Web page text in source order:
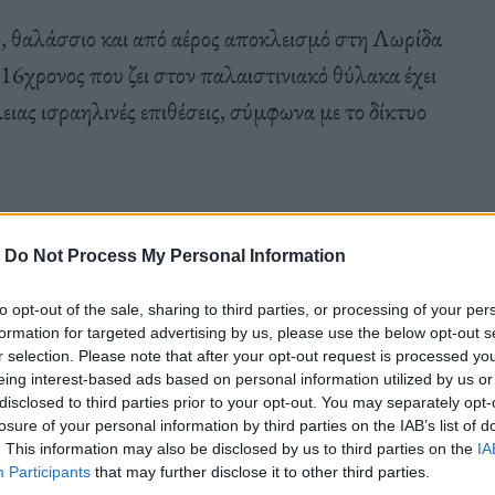
Do Not Process My Personal Information
opt-out of the sale, sharing to third parties, or processing of your
for targeted advertising by us, please use the below opt-out
selection. Please note that after your opt-out request is processed
interest-based ads based on personal information utilized by us
to third parties prior to your opt-out. You may separately
of your personal information by third parties on the IAB’s list of
This information may also be disclosed by us to third parties on the
Participants that may further disclose it to other third parties.
θαλάσσιο και από αέρος αποκλεισμό στη Λωρίδα
που ζει στον παλαιστινιακό θύλακα έχει
ισραηλινές επιθέσεις, σύμφωνα με το δίκτυο
ημέρες καταστροφικών αεροπορικών και
των οποίων 320 παιδιά, σκοτώθηκαν
«Συμπαγές Μολύβι».
από μια οκταήμερη ισραηλινή επίθεση που
30 παιδιών.